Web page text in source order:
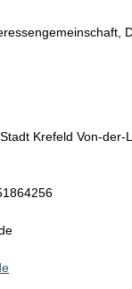
r
Krefeld Von-der-